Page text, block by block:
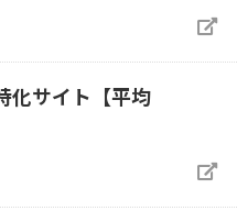
化サイト【平均